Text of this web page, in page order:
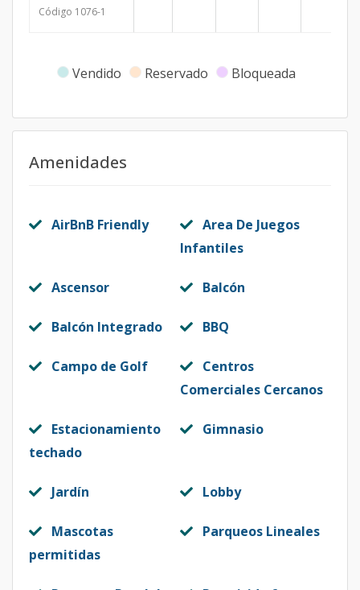
Código 1076-1
Vendido Reservado Bloqueada
Amenidades
AirBnB Friendly
Area De Juegos
Infantiles
Ascensor Balcón
Balcón Integrado BBQ
Campo de Golf
Centros
Comerciales Cercanos
Estacionamiento
techado
Gimnasio
Jardín Lobby
Mascotas
permitidas
Parqueos Lineales